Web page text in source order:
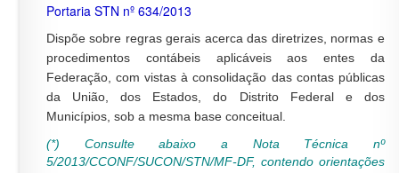
Portaria STN nº 634/2013
Dispõe sobre regras gerais acerca das diretrizes, normas e
procedimentos contábeis aplicáveis aos entes da
Federação, com vistas à consolidação das contas públicas
da União, dos Estados, do Distrito Federal e dos
Municípios, sob a mesma base conceitual.
(*) Consulte abaixo a Nota Técnica nº
5/2013/CCONF/SUCON/STN/MF-DF, contendo orientações